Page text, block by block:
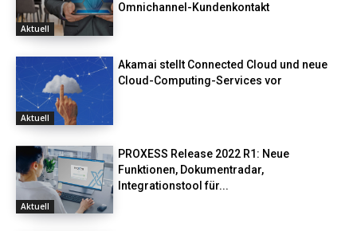
Aktuell
Omnichannel-Kundenkontakt
Aktuell
Akamai stellt Connected Cloud und neue
Cloud-Computing-Services vor
Aktuell
PROXESS Release 2022 R1: Neue
Funktionen, Dokumentradar,
Integrationstool für...